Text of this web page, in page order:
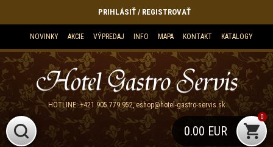
NOVINKY AKCIE VÝPREDAJ INFO MAPA KONTAKT KATALOGY
PRIHLÁSIŤ / REGISTROVAŤ
HOTLINE:+421 905 779 952,eshop@hotel-gastro-servis.sk
0.00 EUR
0